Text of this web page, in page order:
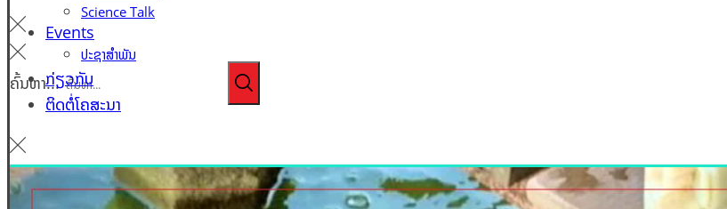
ຄົ້ນຫາ...
Science Talk
Events
ປະຊາສຳພັນ
ກ່ຽວກັບ
ຕິດຕໍ່ໂຄສະນາ
Home ວັນສຳຄັນ